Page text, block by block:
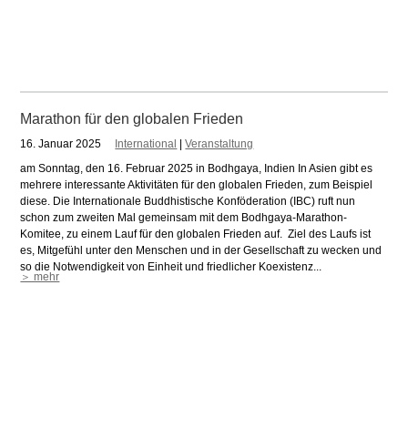
Marathon für den globalen Frieden
16. Januar 2025 International |Veranstaltung
am Sonntag, den 16. Februar 2025 in Bodhgaya, Indien In Asien gibt es
mehrere interessante Aktivitäten für den globalen Frieden, zum Beispiel
diese. Die Internationale Buddhistische Konföderation (IBC) ruft nun
schon zum zweiten Mal gemeinsam mit dem Bodhgaya-Marathon-
Komitee, zu einem Lauf für den globalen Frieden auf. Ziel des Laufs ist
es, Mitgefühl unter den Menschen und in der Gesellschaft zu wecken und
so die Notwendigkeit von Einheit und friedlicher Koexistenz...
＞ mehr